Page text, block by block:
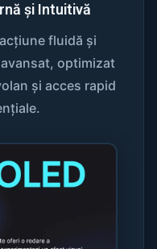
și Intuitivă
fluidă și
optimizat
și acces rapid